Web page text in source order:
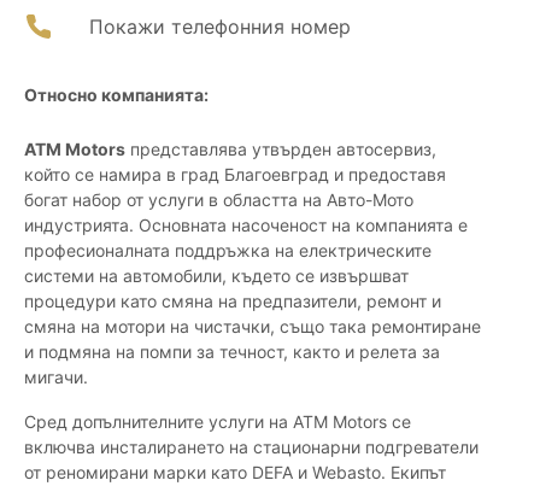
Покажи телефонния номер
Относно компанията:
ATM Motors представлява утвърден автосервиз,
който се намира в град Благоевград и предоставя
богат набор от услуги в областта на Авто-Мото
индустрията. Основната насоченост на компанията е
професионалната поддръжка на електрическите
системи на автомобили, където се извършват
процедури като смяна на предпазители, ремонт и
смяна на мотори на чистачки, също така ремонтиране
и подмяна на помпи за течност, както и релета за
мигачи.
Сред допълнителните услуги на ATM Motors се
включва инсталирането на стационарни подгреватели
от реномирани марки като DEFA и Webasto. Екипът